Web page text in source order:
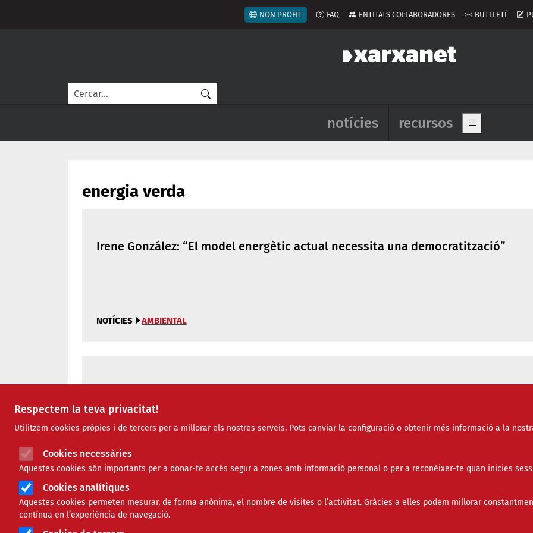
Respectem la teva privacitat!
Utilitzem cookies pròpies i de tercers per a millorar els nostres serveis. Pots canviar la configuració o obtenir més informació a la
Cookies necessàries
Aquestes cookies són importants per a donar-te accés segur a zones amb informació personal o per a reconèixer-te quan inicies
Cookies analítiques
Aquestes cookies permeten mesurar, de forma anònima, el nombre de visites o l’activitat. Gràcies a elles podem millorar
contínua en l’experiència de navegació.
Menú del compte d'usuari
NON PROFIT FAQ ENTITATS COL·LABORADORES BUTLLETÍ
Cerca
Navegació principal de
notícies recursos Show main
energia verda
Irene González: “El model energètic actual necessita una democratització”
NOTÍCIES AMBIENTAL
RECURSOS TECNOLÒGIC